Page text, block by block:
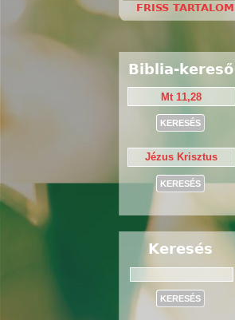
FRISS TARTALOM
Biblia-kereső
Keresés